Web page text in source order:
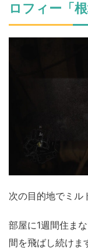
ロフィー「
次の目的地でミル
部屋に1週間住ま
間を飛ばし続けま